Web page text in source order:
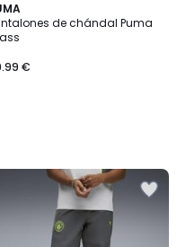
de chándal Puma
€